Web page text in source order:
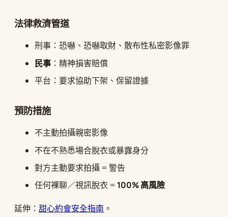
法律救濟管道
刑事：恐嚇、恐嚇取財、散布性私密影像罪
民事 ：精神損害賠償
平台：要求協助下架、保留證據
預防措施
不主動拍攝親密影像
不在不熟悉場合脫衣或暴露身分
對方主動要求拍攝 = 警告
任何裸聊／視訊脫衣 = 100% 高風險
延伸： 甜心約會安全指南 。